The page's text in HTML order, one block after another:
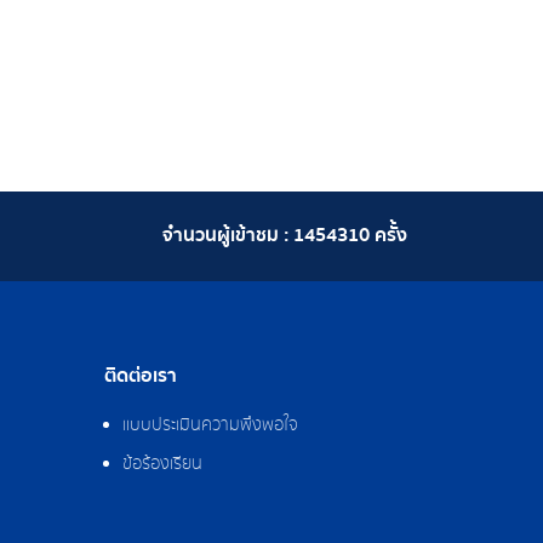
จำนวนผู้เข้าชม : 1454310 ครั้ง
ติดต่อเรา
แบบประเมินความพึงพอใจ
ข้อร้องเรียน